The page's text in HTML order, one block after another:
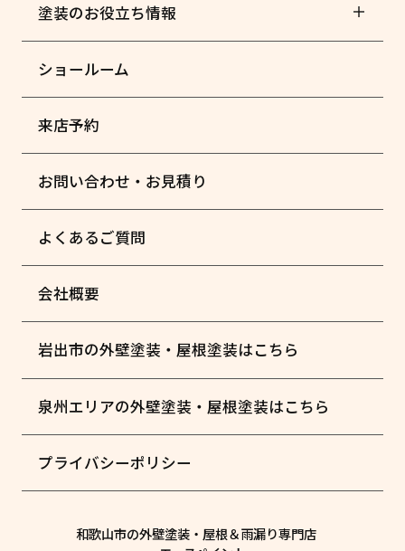
塗装のお役立ち情報
ショールーム
来店予約
お問い合わせ・お見積り
よくあるご質問
会社概要
岩出市の外壁塗装・屋根塗装はこちら
泉州エリアの外壁塗装・屋根塗装はこちら
プライバシーポリシー
和歌山市の外壁塗装・屋根＆雨漏り専門店